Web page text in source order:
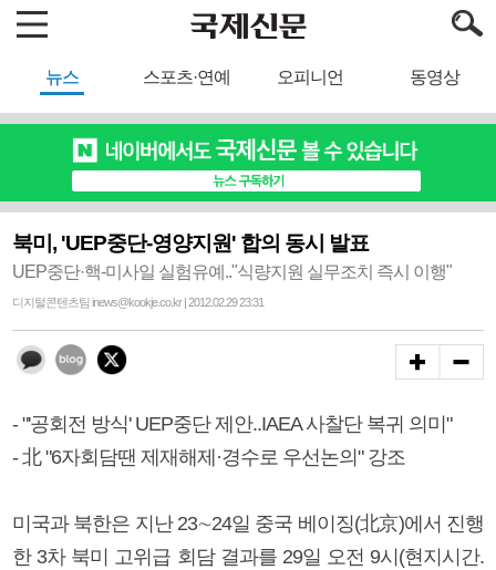
뉴스 스포츠·연예 오피니언 동영상
북미, 'UEP중단-영양지원' 합의 동시 발표
UEP중단·핵-미사일 실험유예.."식량지원 실무조치 즉시 이행"
디지털콘텐츠팀 inews@kookje.co.kr | 2012.02.29 23:31
- "'공회전 방식' UEP중단 제안..IAEA 사찰단 복귀 의미"
- 北 "6자회담땐 제재해제·경수로 우선논의" 강조
미국과 북한은 지난 23∼24일 중국 베이징(北京)에서 진행
한 3차 북미 고위급 회담 결과를 29일 오전 9시(현지시간.